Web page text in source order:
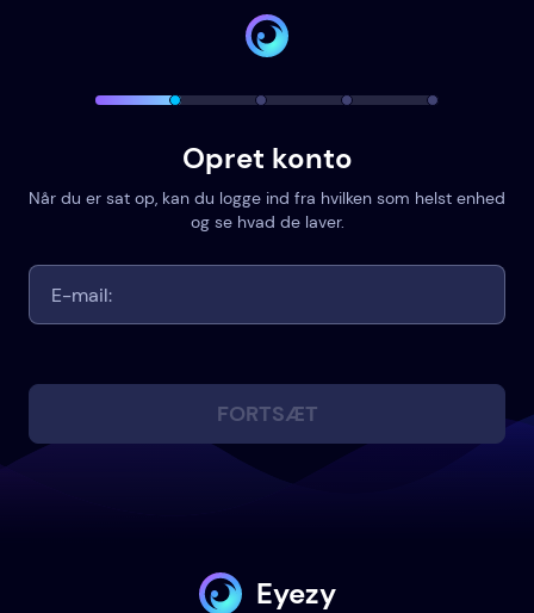
Opret konto
Når du er sat op, kan du logge ind fra hvilken som helst enhed
og se hvad de laver.
FORTSÆT
Eyezy